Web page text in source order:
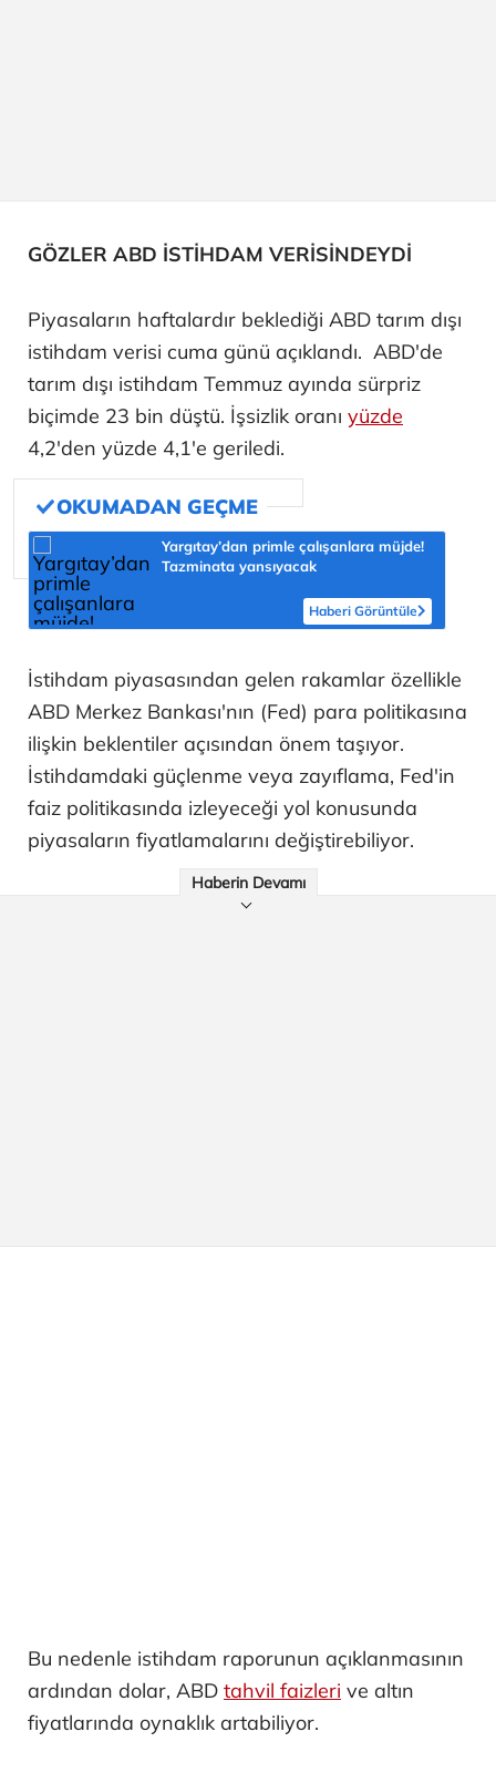
GÖZLER ABD İSTİHDAM VERİSİNDEYDİ
Piyasaların haftalardır beklediği ABD tarım dışı
istihdam verisi cuma günü açıklandı. ABD'de
tarım dışı istihdam Temmuz ayında sürpriz
biçimde 23 bin düştü. İşsizlik oranı yüzde
4,2'den yüzde 4,1'e geriledi.
Yargıtay’dan primle çalışanlara müjde!
Tazminata yansıyacak
Haberi Görüntüle
İstihdam piyasasından gelen rakamlar özellikle
ABD Merkez Bankası'nın (Fed) para politikasına
ilişkin beklentiler açısından önem taşıyor.
İstihdamdaki güçlenme veya zayıflama, Fed'in
faiz politikasında izleyeceği yol konusunda
piyasaların fiyatlamalarını değiştirebiliyor.
Haberin Devamı
Bu nedenle istihdam raporunun açıklanmasının
ardından dolar, ABD tahvil faizleri ve altın
fiyatlarında oynaklık artabiliyor.